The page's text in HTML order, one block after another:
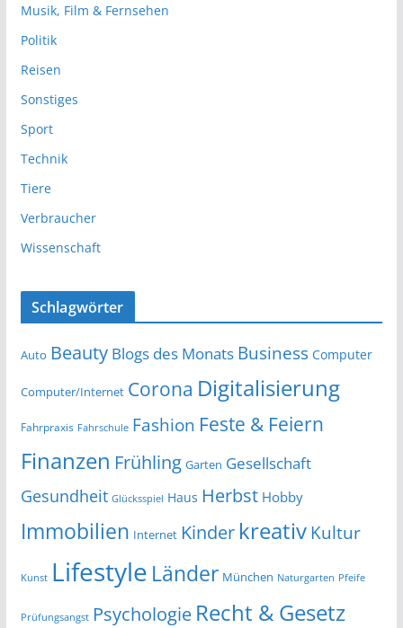
Musik, Film & Fernsehen
Politik
Reisen
Sonstiges
Sport
Technik
Tiere
Verbraucher
Wissenschaft
Schlagwörter
Auto Beauty Blogs des Monats Business Computer
Computer/Internet Corona Digitalisierung
Fahrpraxis Fahrschule Fashion Feste & Feiern
Finanzen Frühling Garten Gesellschaft
Gesundheit Glücksspiel Haus Herbst Hobby
Immobilien Internet Kinder kreativKultur
Kunst Lifestyle Länder München Naturgarten Pfeife
Prüfungsangst Psychologie Recht & Gesetz